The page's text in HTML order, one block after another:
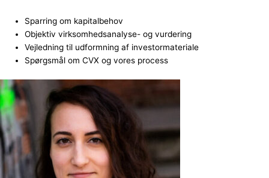
Sparring om kapitalbehov
Objektiv virksomhedsanalyse- og vurdering
Vejledning til udformning af investormateriale
Spørgsmål om CVX og vores process